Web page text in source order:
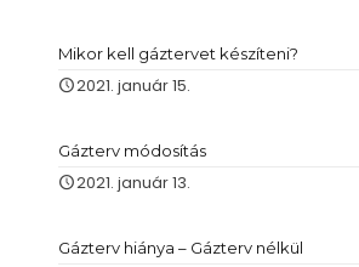
Mikor kell gáztervet készíteni?
2021. január 15.
Gázterv módosítás
2021. január 13.
Gázterv hiánya – Gázterv nélkül